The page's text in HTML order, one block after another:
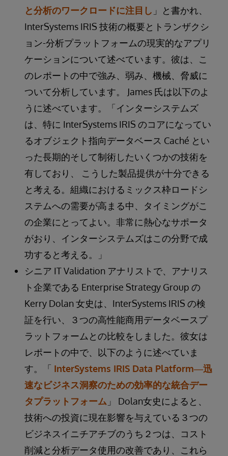
と分析のワークロードに注目し 」と書かれ、
InterSystems IRIS 技術の概要とトランザクシ
ョン-分析プラットフォームの現実的なアプリ
ケーションについて述べています。彼は、こ
のレポートの中で強み、弱み、機械、脅威に
ついて分析しています。 James 氏は以下のよ
うに述べています。「インターシステムズ
は、特に InterSystems IRIS のコアになってい
るオブジェクト指向データベース Caché とい
った長期的そして制術したいくつかの技術を
有しており、 こうした製品提供が十分できる
と考える。組織におけるミックス枠ロードシ
ステムへの需要が高まる中、タイミングがこ
の企業にとってよい。非常に熱心なサポータ
がおり、インターシステムズはこの分野で成
功すると考える。」
シニア IT Validation アナリストで、アナリス
ト企業である Enterprise Strategy Group の
Kerry Dolan 女史は、InterSystems IRIS の検
証を行い、３つの高性能商用データベースプ
ラットフォームとの比較をしました。彼女は
レポートの中で、以下のように述べていま
す。「 InterSystems IRIS Data Platform―迅
速なビジネス洞察のための効率的な統合デー
タプラットフォーム 」 Dolan女史によると、
技術への投資に現在影響を与えている３つの
ビジネスイニチアチブのうち２つは、コスト
削減と分析データ使用の改善であり、これら